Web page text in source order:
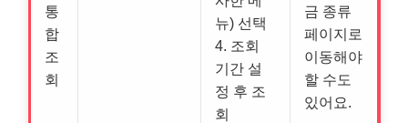
통
합
조
회
뉴) 선택
4. 조회
기간 설
정 후 조
회
금 종류
페이지로
이동해야
할 수도
있어요.